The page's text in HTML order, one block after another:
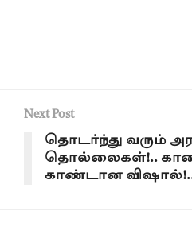
Next Post
தொடர்ந்து வரும்
தொல்லைகள்!..
காண்டான